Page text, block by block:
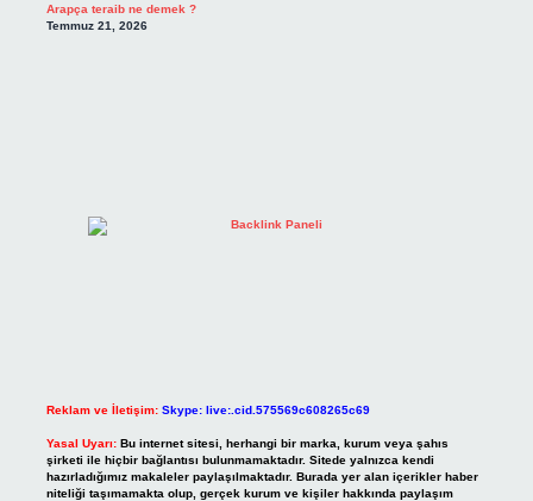
Arapça teraib ne demek ?
Temmuz 21, 2026
Reklam ve İletişim: Skype: live:.cid.575569c608265c69
Yasal Uyarı: Bu internet sitesi, herhangi bir marka, kurum veya şahıs
şirketi ile hiçbir bağlantısı bulunmamaktadır. Sitede yalnızca kendi
hazırladığımız makaleler paylaşılmaktadır. Burada yer alan içerikler haber
niteliği taşımamakta olup, gerçek kurum ve kişiler hakkında paylaşım